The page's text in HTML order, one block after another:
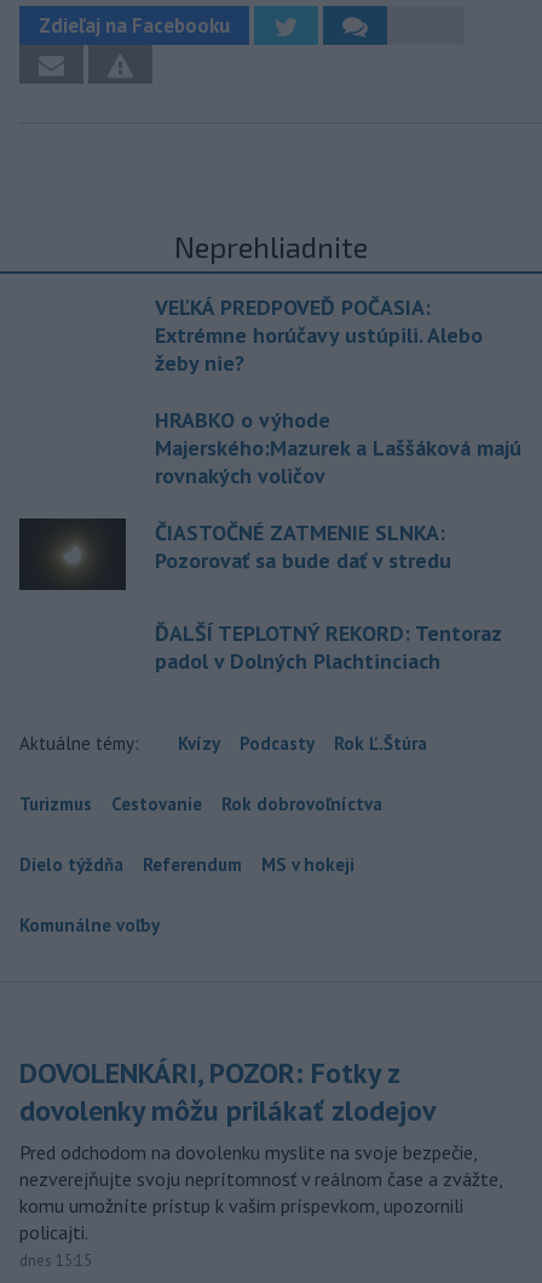
Zdieľaj na Facebooku
Neprehliadnite
VEĽKÁ PREDPOVEĎ POČASIA:
Extrémne horúčavy ustúpili. Alebo
žeby nie?
HRABKO o výhode
Majerského:Mazurek a Laššáková majú
rovnakých voličov
ČIASTOČNÉ ZATMENIE SLNKA:
Pozorovať sa bude dať v stredu
ĎALŠÍ TEPLOTNÝ REKORD: Tentoraz
padol v Dolných Plachtinciach
Aktuálne témy: Kvízy Podcasty Rok Ľ.Štúra
Turizmus Cestovanie Rok dobrovoľníctva
Dielo týždňa Referendum MS v hokeji
Komunálne voľby
DOVOLENKÁRI, POZOR: Fotky z
dovolenky môžu prilákať zlodejov
Pred odchodom na dovolenku myslite na svoje bezpečie,
nezverejňujte svoju neprítomnosť v reálnom čase a zvážte,
komu umožníte prístup k vašim príspevkom, upozornili
policajti.
dnes 15:15